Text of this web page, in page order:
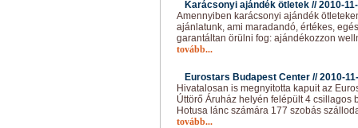
Karácsonyi ajándék ötletek //2010-
Amennyiben karácsonyi ajándék
ajánlatunk, ami maradandó, értékes,
garantáltan örülni fog: ajándékozzon
tovább...
Eurostars Budapest Center //2010-
Hivatalosan is megnyitotta kapuit az
Úttörő Áruház helyén felépült 4 csillagos
Hotusa lánc számára 177 szobás
tovább...